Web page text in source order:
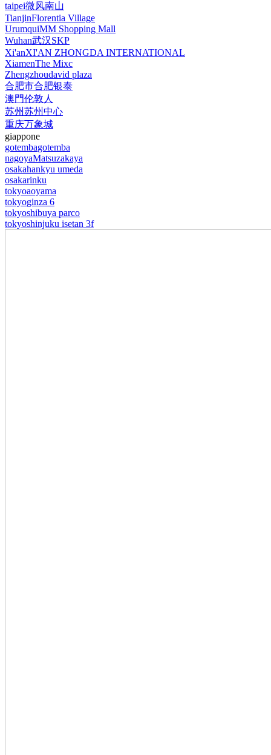
taipei微风南山
TianjinFlorentia Village
UrumquiMM Shopping Mall
Wuhan武汉SKP
Xi'anXI'AN ZHONGDA INTERNATIONAL
XiamenThe Mixc
Zhengzhoudavid plaza
合肥市合肥银泰
澳門伦敦人
苏州苏州中心
重庆万象城
giappone
gotembagotemba
nagoyaMatsuzakaya
osakahankyu umeda
osakarinku
tokyoaoyama
tokyoginza 6
tokyoshibuya parco
tokyoshinjuku isetan 3f